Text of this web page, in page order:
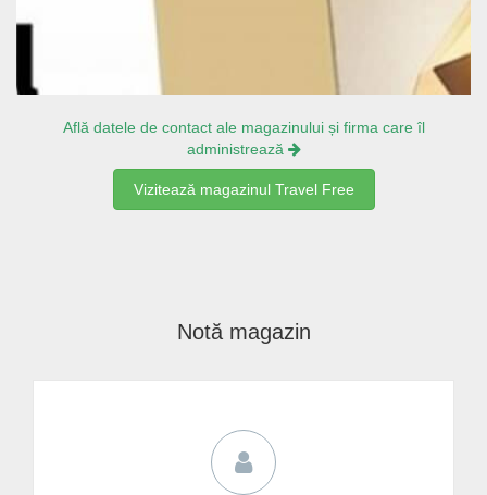
Află datele de contact ale magazinului și firma care îl
administrează
Vizitează magazinul Travel Free
Notă magazin